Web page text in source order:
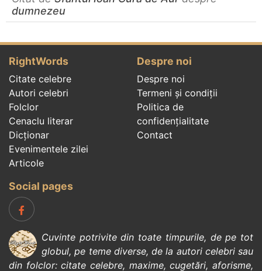
dumnezeu
RightWords
Citate celebre
Autori celebri
Folclor
Cenaclu literar
Dicționar
Evenimentele zilei
Articole
Despre noi
Despre noi
Termeni și condiții
Politica de
confidenţialitate
Contact
Social pages
Cuvinte potrivite din toate timpurile, de pe tot
globul, pe teme diverse, de la autori celebrisau
din folclor:citate celebre, maxime,cugetări,aforisme,